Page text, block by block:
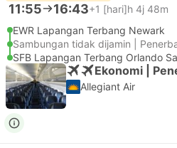
11:55 16:43+1 [hari]h 4j 48m
EWR Lapangan Terbang Newark
Sambungan tidak dijamin |
SFB Lapangan Terbang Orlando
Ekonomi |
Allegiant Air